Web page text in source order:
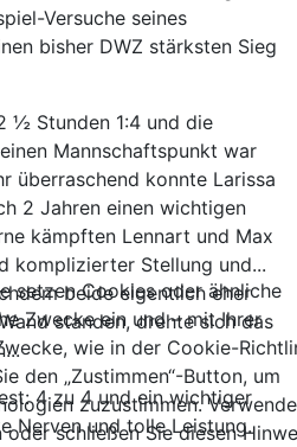
Versuche seines
bisher DWZ stärksten Sieg
½ Stunden 1:4 und die
Mannschaftspunkt war
überraschend konnte Larissa
2 Jahren einen wichtigen
kämpften Lennart und Max
komplizierter Stellung und...
beide eigentlich eher
standen, drehte sich das
4 zu 4 und ein wichtiger
Nerven und tolle Leistung.
setzen Cookies oder ähnliche
Zwecke ein und – mit Ihrer
wie in der Cookie-
den „Zustimmen“-Button, um
zuzustimmen.
oder schließen Sie diesen